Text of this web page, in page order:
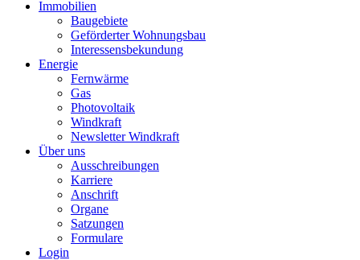
Immobilien
Baugebiete
Geförderter Wohnungsbau
Interessensbekundung
Energie
Fernwärme
Gas
Photovoltaik
Windkraft
Newsletter Windkraft
Über uns
Ausschreibungen
Karriere
Anschrift
Organe
Satzungen
Formulare
Login